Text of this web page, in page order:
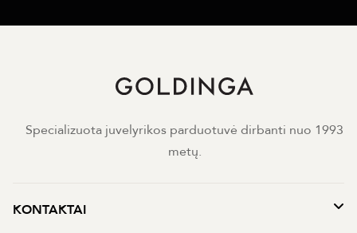
Specializuota juvelyrikos parduotuvė dirbanti nuo 1993
metų.
KONTAKTAI